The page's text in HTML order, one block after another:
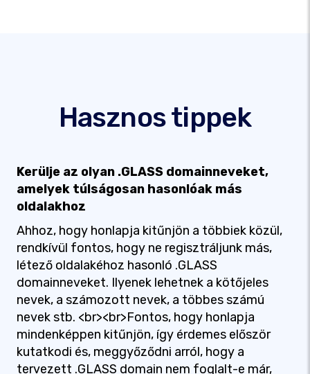
Hasznos tippek
Kerülje az olyan .GLASS domainneveket,
amelyek túlságosan hasonlóak más
oldalakhoz
Ahhoz, hogy honlapja kitűnjön a többiek közül,
rendkívül fontos, hogy ne regisztráljunk más,
létező oldalakéhoz hasonló .GLASS
domainneveket. Ilyenek lehetnek a kötőjeles
nevek, a számozott nevek, a többes számú
nevek stb. <br><br>Fontos, hogy honlapja
mindenképpen kitűnjön, így érdemes először
kutatkodi és, meggyőződni arról, hogy a
tervezett .GLASS domain nem foglalt-e már,